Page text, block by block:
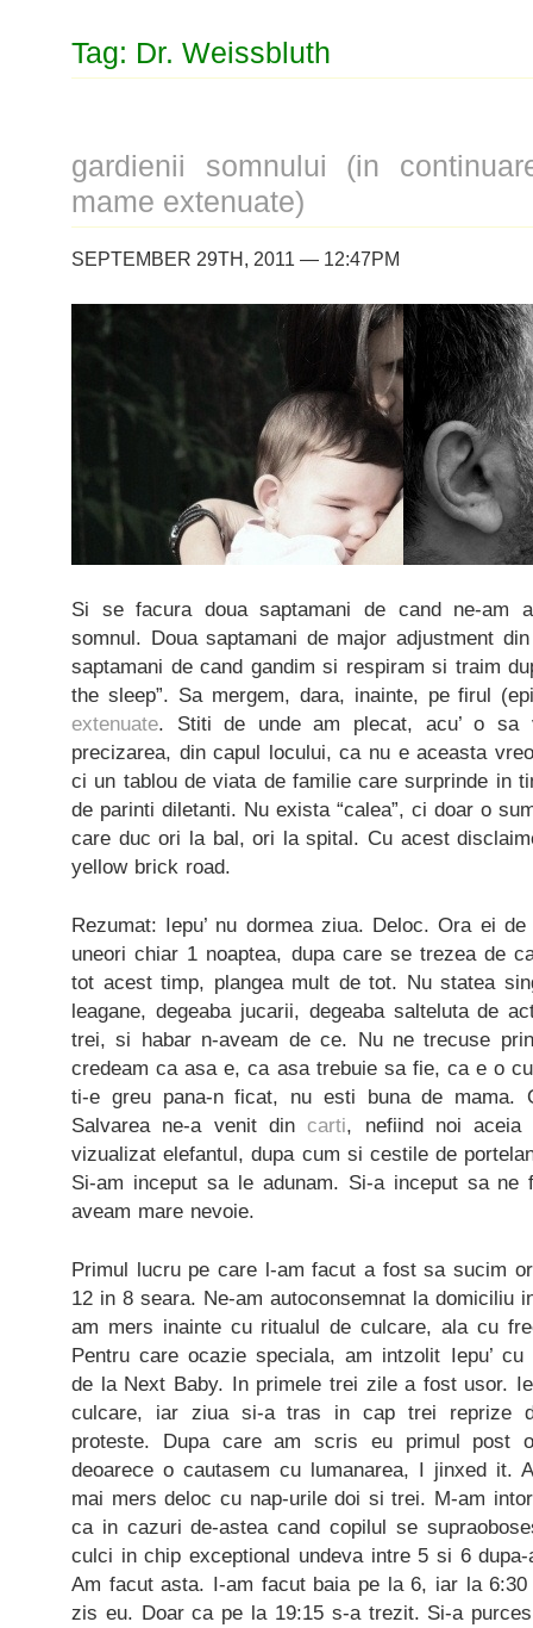
Tag: Dr. Weissbluth
gardienii somnului (in
mame extenuate)
SEPTEMBER 29TH, 2011 — 12:47PM
Si se facura doua saptamani de cand ne-am
somnul. Doua saptamani de major adjustment
saptamani de cand gandim si respiram si traim
the sleep”. Sa mergem, dara, inainte, pe firul
extenuate. Stiti de unde am plecat, acu’ o sa
precizarea, din capul locului, ca nu e aceasta
ci un tablou de viata de familie care surprinde in
de parinti diletanti. Nu exista “calea”, ci doar o
care duc ori la bal, ori la spital. Cu acest
yellow brick road.
Rezumat: Iepu’ nu dormea ziua. Deloc. Ora ei
uneori chiar 1 noaptea, dupa care se trezea de
tot acest timp, plangea mult de tot. Nu statea
leagane, degeaba jucarii, degeaba salteluta de
trei, si habar n-aveam de ce. Nu ne trecuse
credeam ca asa e, ca asa trebuie sa fie, ca e o
ti-e greu pana-n ficat, nu esti buna de mama.
Salvarea ne-a venit dincarti, nefiind noi aceia
vizualizat elefantul, dupa cum si cestile de
Si-am inceput sa le adunam. Si-a inceput sa
aveam mare nevoie.
Primul lucru pe care l-am facut a fost sa sucim
12 in 8 seara. Ne-am autoconsemnat la domiciliu
am mers inainte cu ritualul de culcare, ala cu
Pentru care ocazie speciala, am intzolit Iepu’
de la Next Baby. In primele trei zile a fost usor.
culcare, iar ziua si-a tras in cap trei reprize
proteste. Dupa care am scris eu primul post
deoarece o cautasem cu lumanarea, I jinxed it.
mai mers deloc cu nap-urile doi si trei. M-am
ca in cazuri de-astea cand copilul se
culci in chip exceptional undeva intre 5 si 6
Am facut asta. I-am facut baia pe la 6, iar la
zis eu. Doar ca pe la 19:15 s-a trezit. Si-a